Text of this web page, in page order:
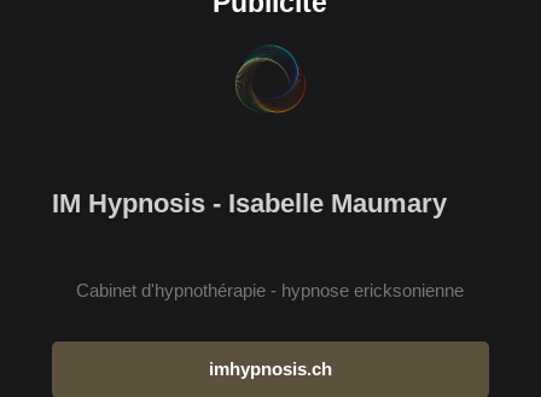
IM Hypnosis - Isabelle Maumary
Cabinet d'hypnothérapie - hypnose ericksonienne
imhypnosis.ch